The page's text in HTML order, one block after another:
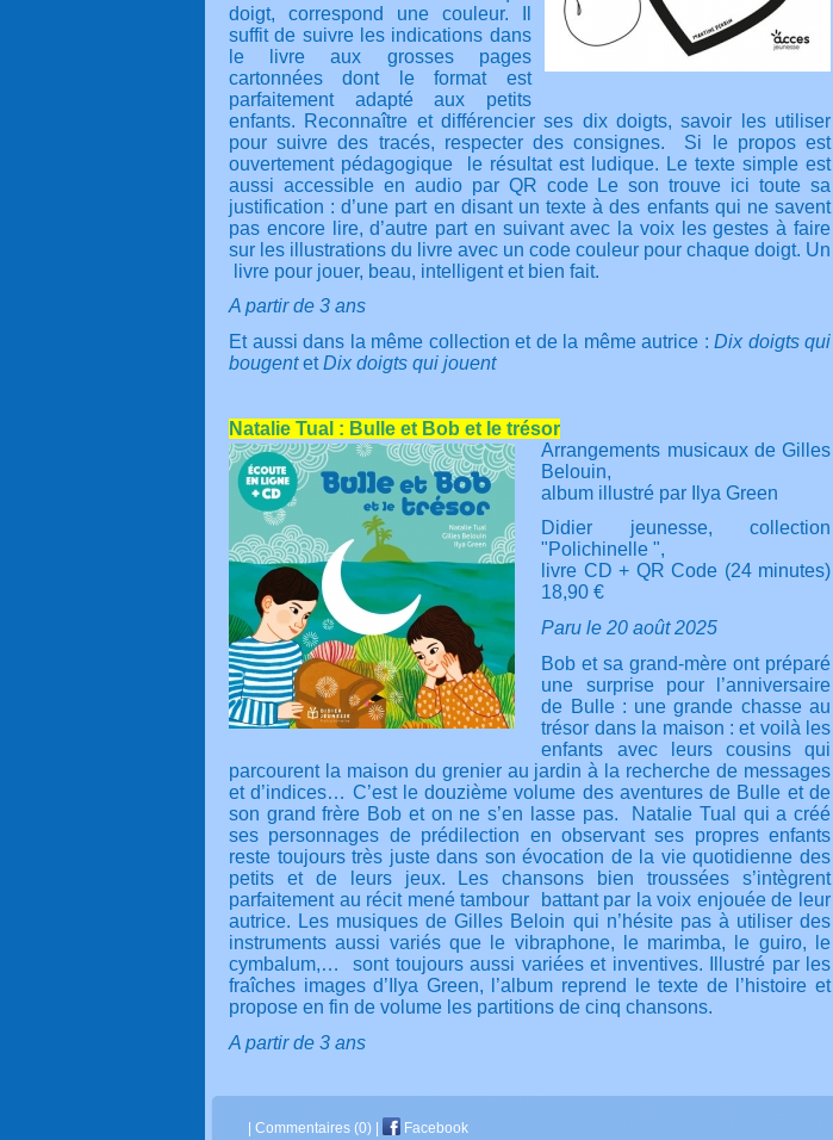
doigt, correspond une couleur. Il
suffit de suivre les indications dans
le livre aux grosses pages
cartonnées dont le format est
parfaitement adapté aux petits
enfants. Reconnaître et différencier ses dix doigts, savoir les utiliser
pour suivre des tracés, respecter des consignes.
Si le propos est
ouvertement pédagogique
le résultat est ludique. Le texte simple est
aussi accessible en audio par QR code Le son trouve ici toute sa
justification : d’une part en disant un texte à des enfants qui ne savent
pas encore lire, d’autre part en suivant avec la voix les gestes à faire
sur les illustrations du livre avec un code couleur pour chaque doigt. Un
livre pour jouer, beau, intelligent et bien fait.
A partir de 3 ans
Et aussi dans la même collection et de la même autrice : Dix doigts qui
bougentetDix doigts qui jouent
Natalie Tual : Bulle et Bob et le trésor
Arrangements musicaux de Gilles
Belouin,
album illustré par Ilya Green
Didier jeunesse, collection
"Polichinelle ",
livre CD + QR Code (24 minutes)
18,90 €
Paru le 20 août 2025
Bob et sa grand-mère ont préparé
une surprise pour l’anniversaire
de Bulle : une grande chasse au
trésor dans la maison : et voilà les
enfants avec leurs cousins qui
parcourent la maison du grenier au jardin à la recherche de messages
et d’indices… C’est le douzième volume des aventures de Bulle et de
son grand frère Bob et on ne s’en lasse pas.
Natalie Tual qui a créé
ses personnages de prédilection en observant ses propres enfants
reste toujours très juste dans son évocation de la vie quotidienne des
petits et de leurs jeux. Les chansons bien troussées s’intègrent
parfaitement au récit mené tambour
battant par la voix enjouée de leur
autrice. Les musiques de Gilles Beloin qui n’hésite pas à utiliser des
instruments aussi variés que le vibraphone, le marimba, le guiro, le
cymbalum,…
sont toujours aussi variées et inventives. Illustré par les
fraîches images d’Ilya Green, l’album reprend le texte de l’histoire et
propose en fin de volume les partitions de cinq chansons.
A partir de 3 ans
| Commentaires (0) | Facebook